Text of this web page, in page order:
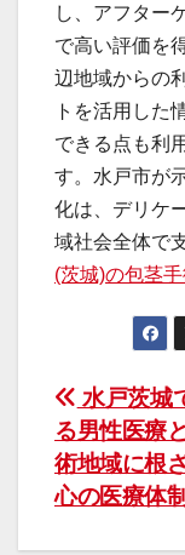
し、アフター
で高い評価を
辺地域からの
トを活用した
できる点も利
す。水戸市が
化は、デリケ
域社会全体で
(茨城)の包茎
投
稿
ナ
水戸茨城
る男性医療
術地域に根
心の医療体制